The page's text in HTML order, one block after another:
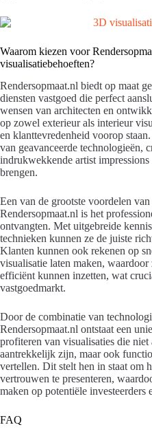
Waarom kiezen voor
visualisatiebehoeften?
Rendersopmaat.nl biedt op maat
diensten vastgoed die perfect
wensen van architecten en
op zowel exterieur als interieur
en klanttevredenheid voorop
van geavanceerde technologieën,
indrukwekkende artist
brengen.
Een van de grootste voordelen
Rendersopmaat.nl is het
ontvangten. Met uitgebreide
technieken kunnen ze de juiste
Klanten kunnen ook rekenen op
visualisatie laten maken,
efficiënt kunnen inzetten, wat
vastgoedmarkt.
Door de combinatie van
Rendersopmaat.nl ontstaat een
profiteren van visualisaties die niet
aantrekkelijk zijn, maar ook
vertellen. Dit stelt hen in staat om
vertrouwen te presenteren,
maken op potentiële investeerders
FAQ